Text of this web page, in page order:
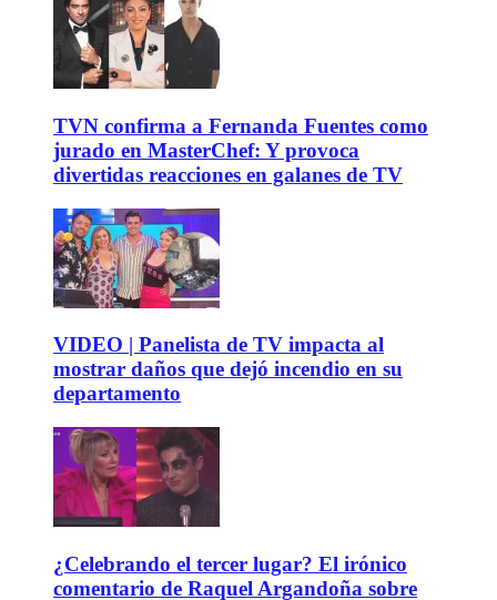
TVN confirma a Fernanda Fuentes como
jurado en MasterChef: Y provoca
divertidas reacciones en galanes de TV
VIDEO | Panelista de TV impacta al
mostrar daños que dejó incendio en su
departamento
¿Celebrando el tercer lugar? El irónico
comentario de Raquel Argandoña sobre